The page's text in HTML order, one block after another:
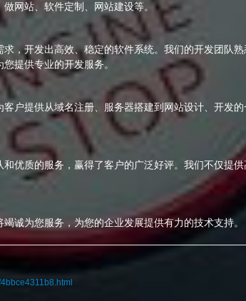
网站、软件定制、网站建设等。
，开发出高效、稳定的软件系统。我们的开发团队
提供专业的开发服务。
户提供从域名注册、服务器搭建到网站设计、开发
优质的服务，赢得了客户的广泛好评。我们不仅提
诚为您服务，为您的企业发展提供有力的技术支持。